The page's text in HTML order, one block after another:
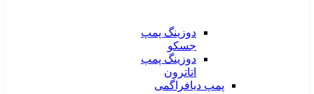
دوزینگ پمپ
جسکو
دوزینگ پمپ
اتاترون
پمپ دیافراگمی